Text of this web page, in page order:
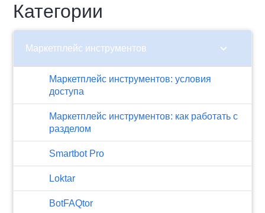
Категории
Маркетплейс инструментов chevron_right
Маркетплейс инструментов: условия
доступа
Маркетплейс инструментов: как работать с
разделом
Smartbot Pro
Loktar
BotFAQtor